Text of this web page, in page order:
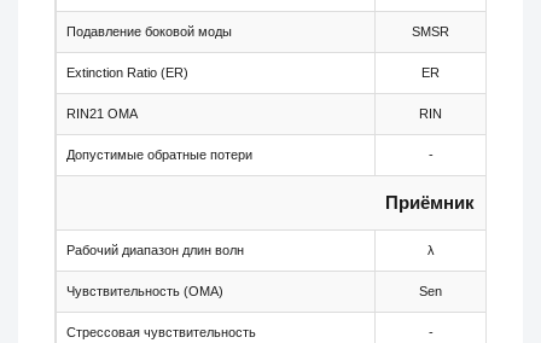
Подавление боковой моды SMSR
Extinction Ratio (ER) ER
RIN21 OMA RIN
Допустимые обратные потери -
Приёмник
Рабочий диапазон длин волн λ
Чувствительность (OMA) Sen
Стрессовая чувствительность -